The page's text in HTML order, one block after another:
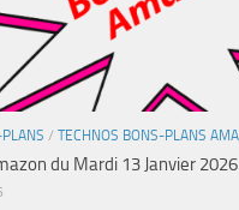
/ TECHNOS BONS-PLANS
du Mardi 13 Janvier